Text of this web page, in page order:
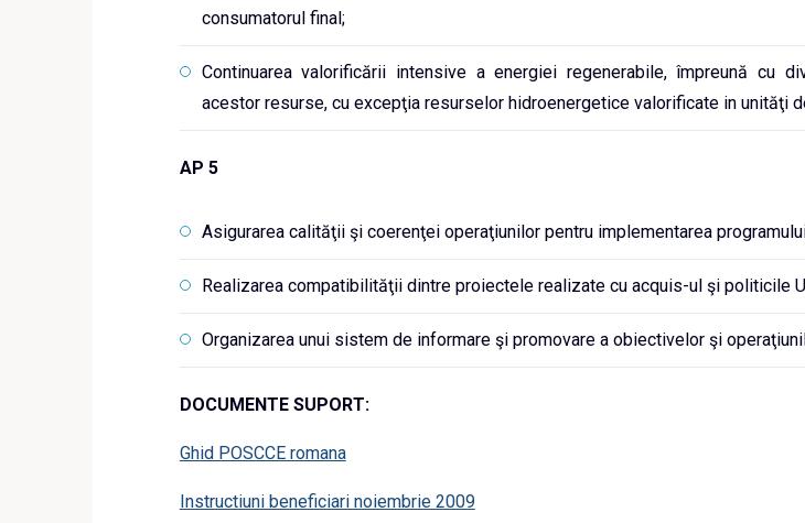
consumatorul final;
Continuarea valorificării intensive a energiei regenerabile, împreună cu
acestor resurse, cu excepţia resurselor hidroenergetice valorificate in unităţi
AP 5
Asigurarea calităţii şi coerenţei operaţiunilor pentru implementarea
Realizarea compatibilităţii dintre proiectele realizate cu acquis-ul şi politicile
Organizarea unui sistem de informare şi promovare a obiectivelor şi
DOCUMENTE SUPORT:
Ghid POSCCE romana
Instructiuni beneficiari noiembrie 2009